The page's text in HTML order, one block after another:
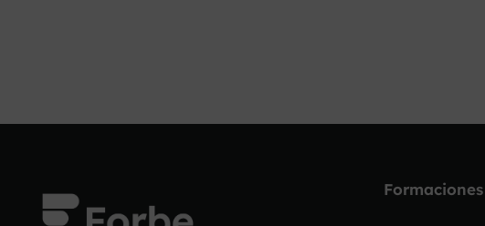
Formaciones